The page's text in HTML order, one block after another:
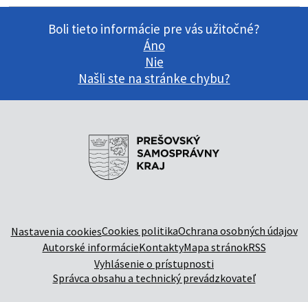
Boli tieto informácie pre vás užitočné?
Áno
Nie
Našli ste na stránke chybu?
Nastavenia cookiesCookies politikaOchrana osobných údajov
Autorské informácieKontaktyMapa stránokRSS
Vyhlásenie o prístupnosti
Správca obsahu a technický prevádzkovateľ